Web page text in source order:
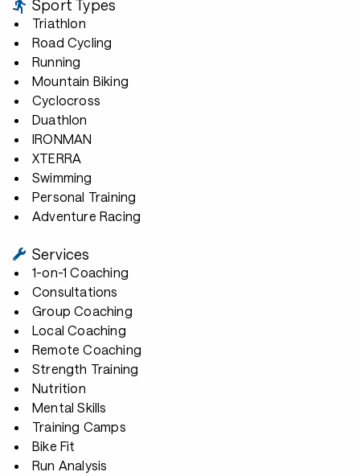
Sport Types
Triathlon
Road Cycling
Running
Mountain Biking
Cyclocross
Duathlon
IRONMAN
XTERRA
Swimming
Personal Training
Adventure Racing
Services
1-on-1 Coaching
Consultations
Group Coaching
Local Coaching
Remote Coaching
Strength Training
Nutrition
Mental Skills
Training Camps
Bike Fit
Run Analysis